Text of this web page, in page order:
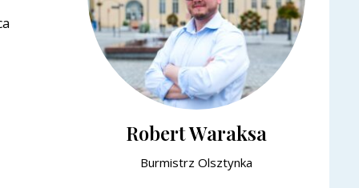
Robert Waraksa
Burmistrz Olsztynka